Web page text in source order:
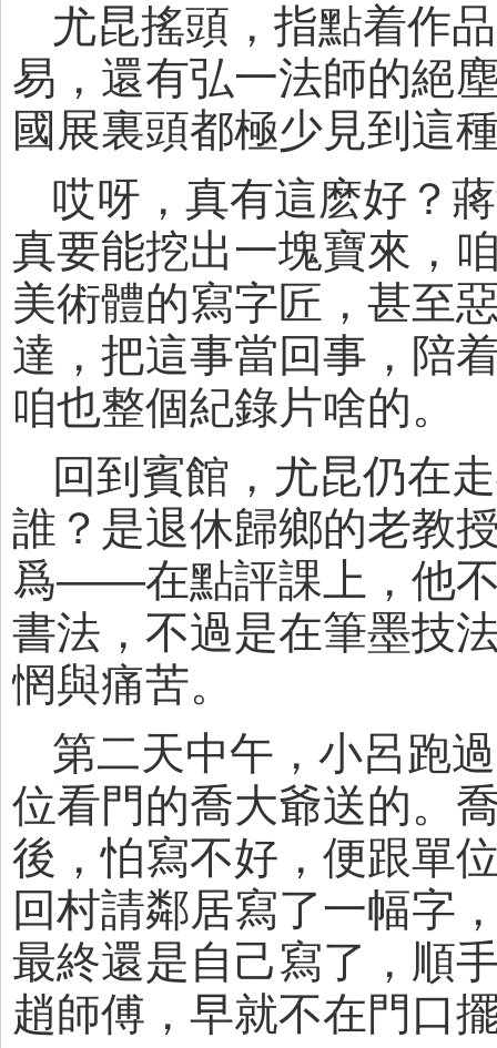
尤昆搖頭，指點着作
易，還有弘一法師的絕
國展裏頭都極少見到這
哎呀，真有這麽好？
真要能挖出一塊寶來，
美術體的寫字匠，甚至
達，把這事當回事，陪
咱也整個紀錄片啥的。
回到賓館，尤昆仍在
誰？是退休歸鄉的老教
爲——在點評課上，他不
書法，不過是在筆墨技
惘與痛苦。
第二天中午，小呂跑
位看門的喬大爺送的。
後，怕寫不好，便跟單
回村請鄰居寫了一幅字
最終還是自己寫了，順
趙師傅，早就不在門口